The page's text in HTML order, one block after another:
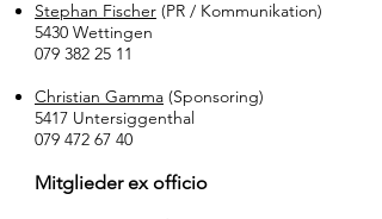
Stephan Fischer (PR / Kommunikation)
5430 Wettingen
079 382 25 11
Christian Gamma (Sponsoring)
5417 Untersiggenthal
079 472 67 40
Mitglieder ex officio